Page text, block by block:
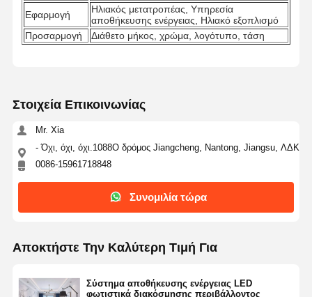
Αρχική
Προϊόντα
Σχετικά Με
Εφαρμογή
Ηλιακός μετατροπέας, Υπηρεσία
αποθήκευσης ενέργειας, Ηλιακό εξοπλισμό
Προσαρμογή
Διάθετο μήκος, χρώμα, λογότυπο, τάση
Στοιχεία Επικοινωνίας
Mr. Xia
- Όχι, όχι, όχι.1088Ο δρόμος Jiangcheng, Nantong, Jiangsu, ΛΔΚ
0086-15961718848
Συνομιλία τώρα
Αποκτήστε Την Καλύτερη Τιμή Για
Σύστημα αποθήκευσης ενέργειας LED
φωτιστικά διακόσμησης περιβάλλοντος